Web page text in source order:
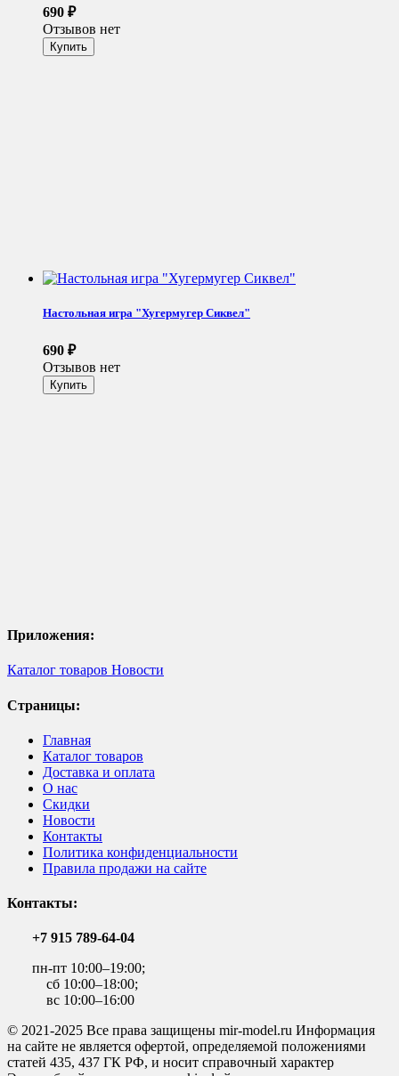
690 ₽
Отзывов нет
Настольная игра "Хугермугер Сиквел"
690 ₽
Отзывов нет
Приложения:
Каталог товаров Новости
Страницы:
Главная
Каталог товаров
Доставка и оплата
О нас
Скидки
Новости
Контакты
Политика конфиденциальности
Правила продажи на сайте
Контакты:
+7 915 789-64-04
пн-пт 10:00–19:00;
сб 10:00–18:00;
вс 10:00–16:00
© 2021-2025 Все права защищены mir-model.ru Информация
на сайте не является офертой, определяемой положениями
статей 435, 437 ГК РФ, и носит справочный характер